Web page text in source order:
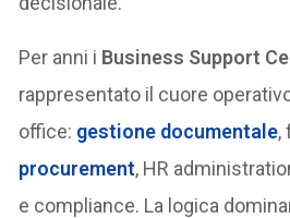
Per anni i Business Support
rappresentato il cuore
office: gestione documentale,
procurement, HR
e compliance. La logica